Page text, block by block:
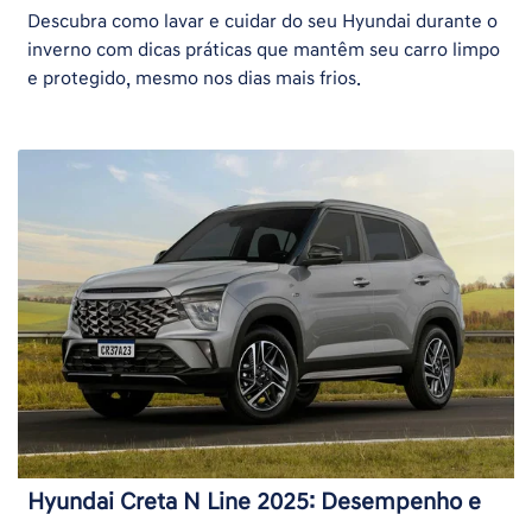
Descubra como lavar e cuidar do seu Hyundai durante o
inverno com dicas práticas que mantêm seu carro limpo
e protegido, mesmo nos dias mais frios.
Hyundai Creta N Line 2025: Desempenho e